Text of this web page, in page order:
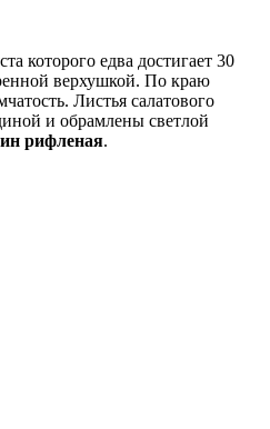
которого едва достигает 30
верхушкой. По краю
Листья салатового
и обрамлены светлой
рифленая.